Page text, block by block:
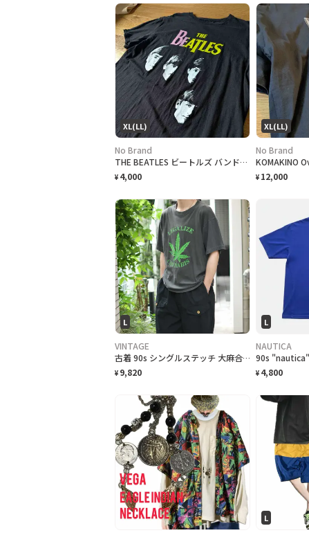
XL(LL)
No Brand
THE BEATLES ビートルズ バンドTシャツ
¥ 4,000
XL(LL)
No Brand
KOMAKINO
¥ 12,000
L
VINTAGE
古着 90s シングルステッチ 大麻合法化運動 プリントTシャツ フェード
¥ 9,820
L
NAUTICA
¥ 4,800
L